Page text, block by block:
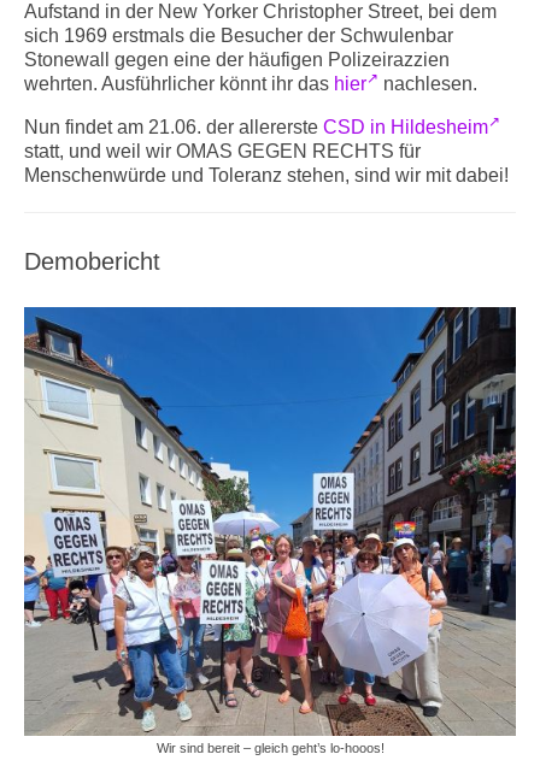
Aufstand in der New Yorker Christopher Street, bei dem
sich 1969 erstmals die Besucher der Schwulenbar
Stonewall gegen eine der häufigen Polizeirazzien
wehrten. Ausführlicher könnt ihr das hier nachlesen.
Nun findet am 21.06. der allererste CSD in Hildesheim
statt, und weil wir OMAS GEGEN RECHTS für
Menschenwürde und Toleranz stehen, sind wir mit dabei!
Demobericht
Wir sind bereit – gleich geht’s lo-hooos!